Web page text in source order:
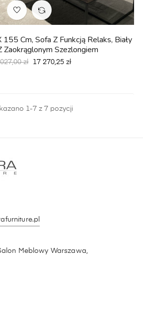
Cm, Sofa Z Funkcją Relaks, Biały
Zaokrąglonym Szezlongiem
zł Cena
17 270,25 zł
1-7 z 7 pozycji
Meblowy Warszawa,